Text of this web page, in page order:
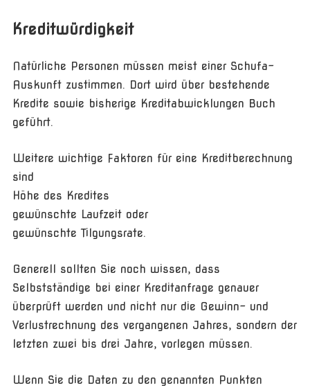
Kreditwürdigkeit
Natürliche Personen müssen meist einer Schufa-
Auskunft zustimmen. Dort wird über bestehende
Kredite sowie bisherige Kreditabwicklungen Buch
geführt.
Weitere wichtige Faktoren für eine Kreditberechnung
sind
Höhe des Kredites
gewünschte Laufzeit oder
gewünschte Tilgungsrate.
Generell sollten Sie noch wissen, dass
Selbstständige bei einer Kreditanfrage genauer
überprüft werden und nicht nur die Gewinn- und
Verlustrechnung des vergangenen Jahres, sondern der
letzten zwei bis drei Jahre, vorlegen müssen.
Wenn Sie die Daten zu den genannten Punkten